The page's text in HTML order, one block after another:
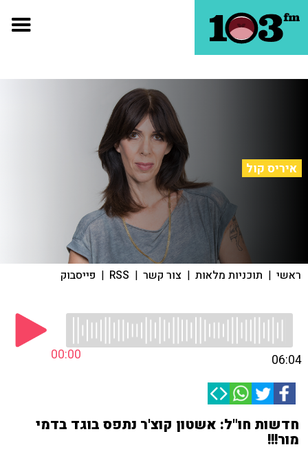
איריס קול
ראשי | תוכניות מלאות | צור קשר |
RSS
| פייסבוק
00:00 06:04
חדשות חו"ל: אשטון קוצ'ר נתפס בוגד בדמי
מור!!!